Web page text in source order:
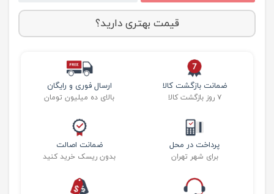
قیمت بهتری دارید؟
ارسال فوری و رایگان
بالای ده میلیون تومان
ضمانت بازگشت کالا
۷ روز بازگشت کالا
ضمانت اصالت
بدون ریسک خرید کنید
پرداخت در محل
برای شهر تهران